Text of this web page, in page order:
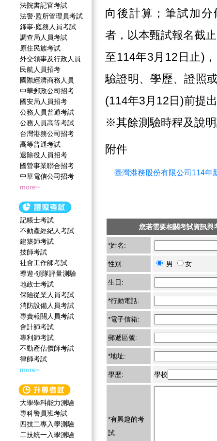
法院書記官考試
法警‧監所管理員考試
錄事‧庭務人員考試
調查局人員考試
原住民族考試
外交領事及行政人員
民航人員招考
國際經濟商務人員
中華郵政公司招考
國安局人員招考
公務人員普通考試
公務人員高等考試
台灣港務公司招考
高等普通考試
退除役人員招考
國營事業聯合招考
中華電信公司招考
more~
記帳士考試
不動產經紀人考試
建築師考試
技師考試
社會工作師‍考試
導遊‧領隊評量測驗
地政士考試
保險從業人員考試
消防設備人員考試
專責報關人員考試
會計師考試
專利師考試
不動產估價師考試
律師考試
more~
大學學科能力測驗
專科警員班考試
四技二專入學測驗
二技統一入學測驗
向後計算；筆試加
者，以本甄試報名截
至114年3月12日止)
驗證明、學歷、證照
(114年3月12日)前提
※其餘測驗時程及說
附件
臺灣港務股份有限公司114年
您若需要相關考試資訊與
*姓名:
性別: 男 女
生日:
*行動電話:
*電子信箱:
郵遞區號:
*地址:
學歷: 學校
*有興趣的考
試: